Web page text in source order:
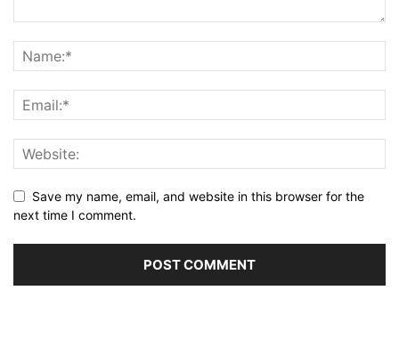
Save my name, email, and website in this browser for the
next time I comment.